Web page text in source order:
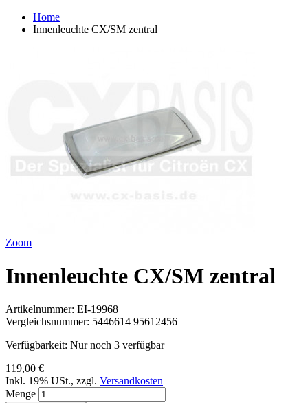
Home
Innenleuchte CX/SM zentral
Zoom
Innenleuchte CX/SM zentral
Artikelnummer: EI-19968
Vergleichsnummer: 5446614 95612456
Verfügbarkeit: Nur noch 3 verfügbar
119,00 €
Inkl. 19% USt., zzgl. Versandkosten
Menge